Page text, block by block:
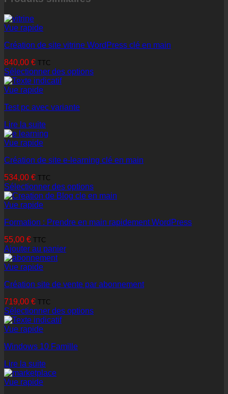
Vue rapide
Création de site vitrine WordPress clé en main
840,00 € TTC
Sélectionner des options
Vue rapide
Test pc avec variante
Lire la suite
Vue rapide
Création de site e-learning clé en main
534,00 € TTC
Sélectionner des options
Vue rapide
Formation : Prendre en main rapidement WordPress
55,00 € TTC
Ajouter au panier
Vue rapide
Création site de vente par abonnement
719,00 € TTC
Sélectionner des options
Vue rapide
Windows 10 Famille
Lire la suite
Vue rapide